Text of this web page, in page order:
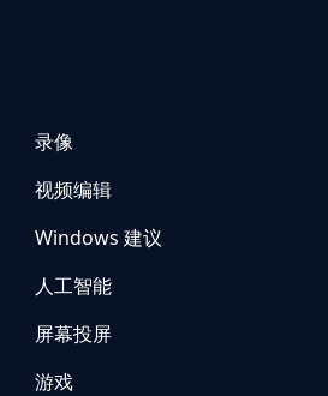
录像
视频编辑
Windows 建议
人工智能
屏幕投屏
游戏